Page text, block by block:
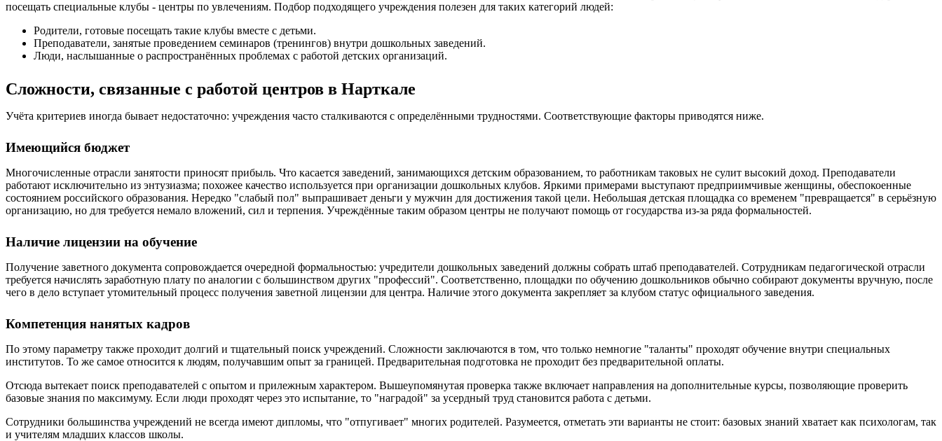
посещать специальные клубы - центры по увлечениям. Подбор подходящего учреждения полезен для таких категорий людей:
Родители, готовые посещать такие клубы вместе с детьми.
Преподаватели, занятые проведением семинаров (тренингов) внутри дошкольных заведений.
Люди, наслышанные о распространённых проблемах с работой детских организаций.
Сложности, связанные с работой центров в Нарткале
Учёта критериев иногда бывает недостаточно: учреждения часто сталкиваются с определёнными трудностями. Соответствующие факторы приводятся ниже.
Имеющийся бюджет
Многочисленные отрасли занятости приносят прибыль. Что касается заведений, занимающихся детским образованием, то работникам таковых не сулит высокий доход. Преподаватели
работают исключительно из энтузиазма; похожее качество используется при организации дошкольных клубов. Яркими примерами выступают предприимчивые женщины, обеспокоенные
состоянием российского образования. Нередко "слабый пол" выпрашивает деньги у мужчин для достижения такой цели. Небольшая детская площадка со временем "превращается" в серьёзную
организацию, но для требуется немало вложений, сил и терпения. Учреждённые таким образом центры не получают помощь от государства из-за ряда формальностей.
Наличие лицензии на обучение
Получение заветного документа сопровождается очередной формальностью: учредители дошкольных заведений должны собрать штаб преподавателей. Сотрудникам педагогической отрасли
требуется начислять заработную плату по аналогии с большинством других "профессий". Соответственно, площадки по обучению дошкольников обычно собирают документы вручную, после
чего в дело вступает утомительный процесс получения заветной лицензии для центра. Наличие этого документа закрепляет за клубом статус официального заведения.
Компетенция нанятых кадров
По этому параметру также проходит долгий и тщательный поиск учреждений. Сложности заключаются в том, что только немногие "таланты" проходят обучение внутри специальных
институтов. То же самое относится к людям, получавшим опыт за границей. Предварительная подготовка не проходит без предварительной оплаты.
Отсюда вытекает поиск преподавателей с опытом и прилежным характером. Вышеупомянутая проверка также включает направления на дополнительные курсы, позволяющие проверить
базовые знания по максимуму. Если люди проходят через это испытание, то "наградой" за усердный труд становится работа с детьми.
Сотрудники большинства учреждений не всегда имеют дипломы, что "отпугивает" многих родителей. Разумеется, отметать эти варианты не стоит: базовых знаний хватает как психологам, так
и учителям младших классов школы.